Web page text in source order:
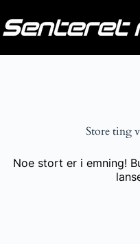
Store ting
Noe stort er i emning!